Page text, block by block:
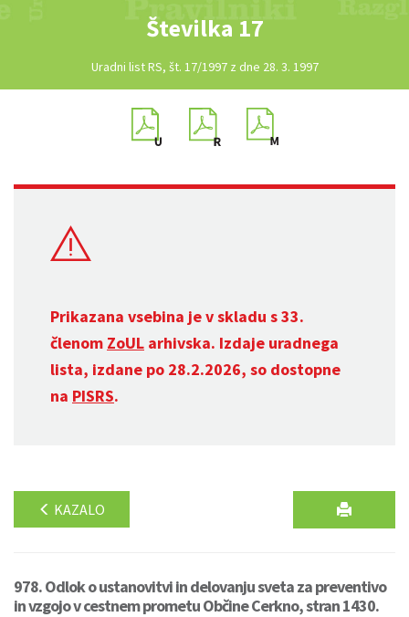
Številka 17
Uradni list RS, št. 17/1997 z dne 28. 3. 1997
Prikazana vsebina je v skladu s 33.
členom ZoUL arhivska. Izdaje uradnega
lista, izdane po 28.2.2026, so dostopne
na PISRS.
KAZALO
978. Odlok o ustanovitvi in delovanju sveta za preventivo
in vzgojo v cestnem prometu Občine Cerkno, stran 1430.